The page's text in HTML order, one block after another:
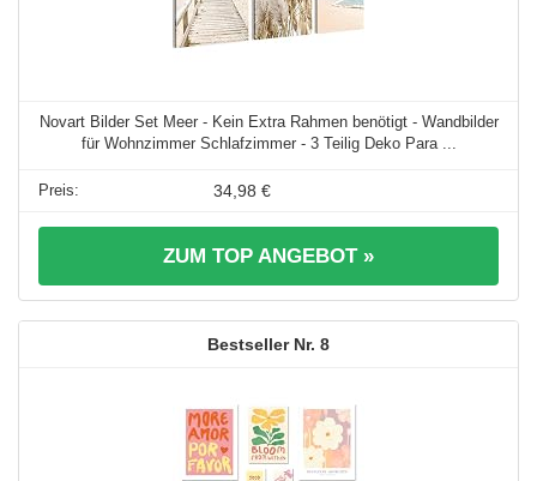
Novart Bilder Set Meer - Kein Extra Rahmen benötigt - Wandbilder
für Wohnzimmer Schlafzimmer - 3 Teilig Deko Para ...
34,98 €
ZUM TOP ANGEBOT »
8